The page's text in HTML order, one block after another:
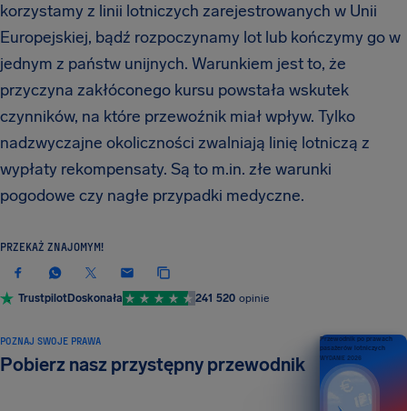
korzystamy z linii lotniczych zarejestrowanych w Unii
Europejskiej, bądź rozpoczynamy lot lub kończymy go w
jednym z państw unijnych. Warunkiem jest to, że
przyczyna zakłóconego kursu powstała wskutek
czynników, na które przewoźnik miał wpływ. Tylko
nadzwyczajne okoliczności zwalniają linię lotniczą z
wypłaty rekompensaty. Są to m.in. złe warunki
pogodowe czy nagłe przypadki medyczne.
PRZEKAŻ ZNAJOMYM!
TrustpilotDoskonała 241 520 opinie
POZNAJ SWOJE PRAWA
Pobierz nasz przystępny przewodnik
Przewodnik po prawach
pasażerów lotniczych
WYDANIE 2026